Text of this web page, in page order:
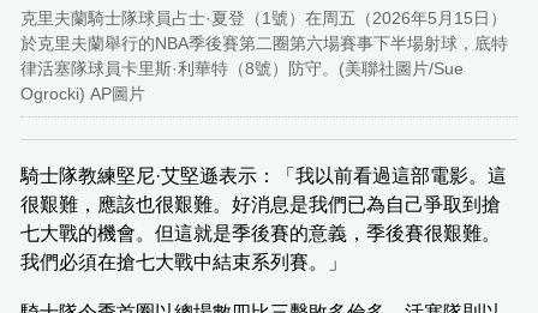
克里夫蘭騎士隊球員占士·夏登（1號）在周五（2026年5月15日）
於克里夫蘭舉行的NBA季後賽第二圈第六場賽事下半場射球，底特
律活塞隊球員卡里斯·利華特（8號）防守。(美聯社圖片/Sue
Ogrocki) AP圖片
騎士隊教練堅尼·艾堅遜表示：「我以前看過這部電影。這
很艱難，應該也很艱難。好消息是我們已為自己爭取到搶
七大戰的機會。但這就是季後賽的意義，季後賽很艱難。
我們必須在搶七大戰中結束系列賽。」